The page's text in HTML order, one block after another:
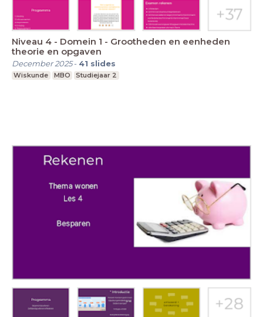
Niveau 4 - Domein 1 - Grootheden en eenheden
theorie en opgaven
December 2025- 41 slides
Wiskunde MBO Studiejaar 2